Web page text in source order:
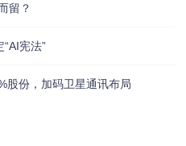
留？
宪法”
股份，加码卫星通讯布局